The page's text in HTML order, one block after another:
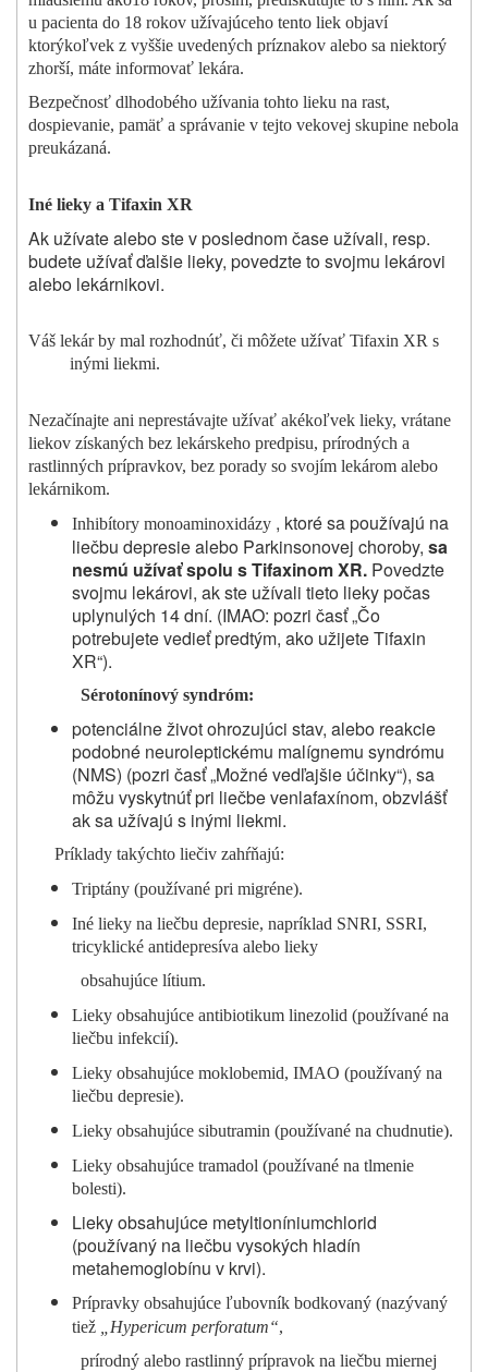
u pacienta do 18 rokov užívajúceho tento liek objaví
ktorýkoľvek z vyššie uvedených príznakov alebo sa niektorý
zhorší, máte informovať lekára.
Bezpečnosť dlhodobého užívania tohto lieku na rast,
dospievanie, pamäť a správanie v tejto vekovej skupine nebola
preukázaná.
Iné lieky a Tifaxin XR
Ak užívatealebo ste v poslednom čase užívali, resp.
budete užívaťďalšie lieky, povedzteto svojmu lekárovi
alebo lekárnikovi.
Váš lekár by mal rozhodnúť, či môžete užívať Tifaxin XR s
inými liekmi.
Nezačínajte ani neprestávajte užívať akékoľvek lieky, vrátane
liekov získaných bez lekárskeho predpisu, prírodných a
rastlinných prípravkov, bez porady so svojím lekárom alebo
lekárnikom.
Inhibítory monoaminoxidázy , ktoré sa používajú na
liečbu depresie alebo Parkinsonovej choroby, sa
nesmú užívať spolu s Tifaxinom XR. Povedzte
svojmu lekárovi, ak ste užívali tieto lieky počas
uplynulých 14 dní. (IMAO: pozri časť „Čo
potrebujete vedieť predtým, ako užijete Tifaxin
XR“).
Sérotonínový syndróm:
potenciálne život ohrozujúci stav, alebo reakcie
podobné neuroleptickému malígnemu syndrómu
(NMS) (pozri časť „Možné vedľajšie účinky“), sa
môžu vyskytnúť pri liečbe venlafaxínom, obzvlášť
ak sa užívajú s inými liekmi.
Príklady takýchto liečiv zahŕňajú:
Triptány (používané pri migréne).
Iné lieky na liečbu depresie, napríklad SNRI, SSRI,
tricyklické antidepresíva alebo lieky
obsahujúce lítium.
Lieky obsahujúce antibiotikum linezolid (používané na
liečbu infekcií).
Lieky obsahujúce moklobemid, IMAO (používaný na
liečbu depresie).
Lieky obsahujúce sibutramin (používané na chudnutie).
Lieky obsahujúce tramadol (používané na tlmenie
bolesti).
Lieky obsahujúce metyltioníniumchlorid
(používaný na liečbu vysokých hladín
metahemoglobínu v krvi).
Prípravky obsahujúce ľubovník bodkovaný (nazývaný
tiež
„Hypericum perforatum“,
prírodný alebo rastlinný prípravok na liečbu miernej